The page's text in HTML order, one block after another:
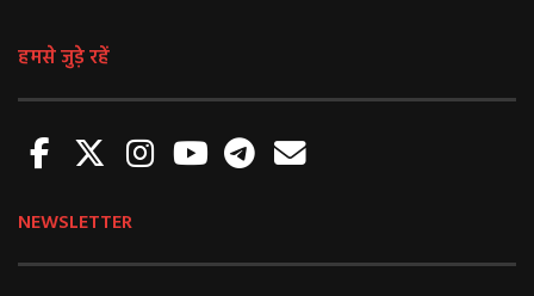
हमसे जुड़े रहें
NEWSLETTER